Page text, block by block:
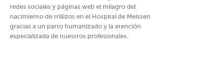
redes sociales y páginas web el milagro del
nacimiento de trillizos en el Hospital de Meissen
gracias a un parto humanizado y la atención
especializada de nuestros profesionales.